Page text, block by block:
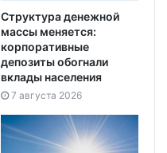
Структура денежной
массы меняется:
корпоративные
депозиты обогнали
вклады населения
7 августа 2026